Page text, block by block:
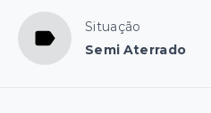
Situação
Semi Aterrado